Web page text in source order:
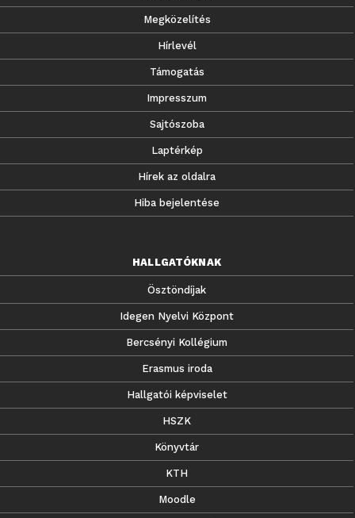
Megközelítés
Hírlevél
Támogatás
Impresszum
Sajtószoba
Laptérkép
Hírek az oldalra
Hiba bejelentése
HALLGATÓKNAK
Ösztöndíjak
Idegen Nyelvi Központ
Bercsényi Kollégium
Erasmus iroda
Hallgatói képviselet
HSZK
Könyvtár
KTH
Moodle